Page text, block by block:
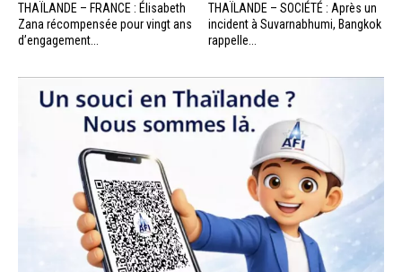
THAÏLANDE – FRANCE : Élisabeth
Zana récompensée pour vingt ans
d’engagement...
THAÏLANDE – SOCIÉTÉ : Après un
incident à Suvarnabhumi, Bangkok
rappelle...